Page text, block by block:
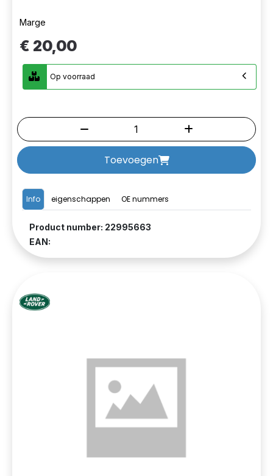
Info eigenschappen OE nummers
Product number: 22995663
EAN:
Marge
€ 20,00
Op voorraad
Toevoegen